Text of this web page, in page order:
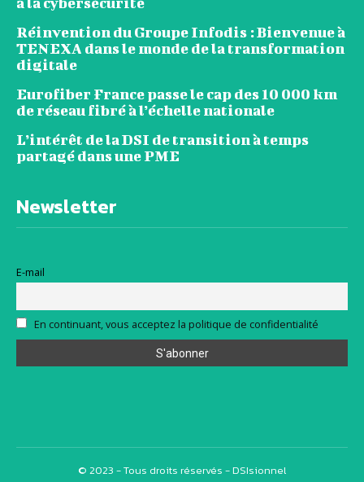
Réinvention du Groupe Infodis : Bienvenue à
TENEXA dans le monde de la transformation
digitale
Eurofiber France passe le cap des 10 000 km
de réseau fibré à l’échelle nationale
L’intérêt de la DSI de transition à temps
partagé dans une PME
Newsletter
E-mail
En continuant, vous acceptez la politique de confidentialité
© 2023 - Tous droits réservés - DSIsionnel